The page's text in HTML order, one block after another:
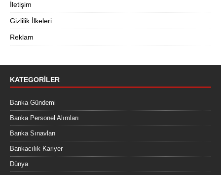
İletişim
Gizlilik İlkeleri
Reklam
KATEGORILER
Banka Gündemi
Banka Personel Alımları
Banka Sınavları
Bankacılık Kariyer
Dünya